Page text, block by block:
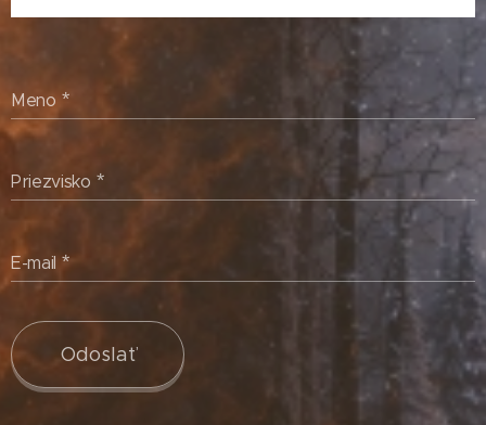
Meno
Priezvisko
E-mail
Odoslať